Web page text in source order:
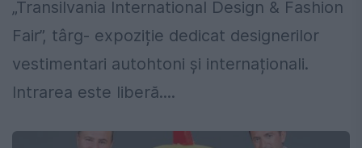
„Transilvania International Design & Fashion
Fair”, târg- expoziție dedicat designerilor
vestimentari autohtoni și internaționali.
Intrarea este liberă....